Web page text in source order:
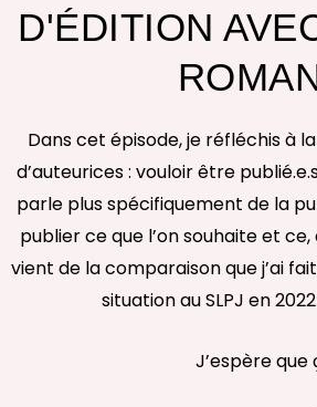
D'ÉDITION
Dans cet épisode, je réfléchis à
d’auteurices : vouloir être
parle plus spécifiquement de la
publier ce que l’on souhaite et
vient de la comparaison que j’ai
situation au SLPJ en
J’espère que